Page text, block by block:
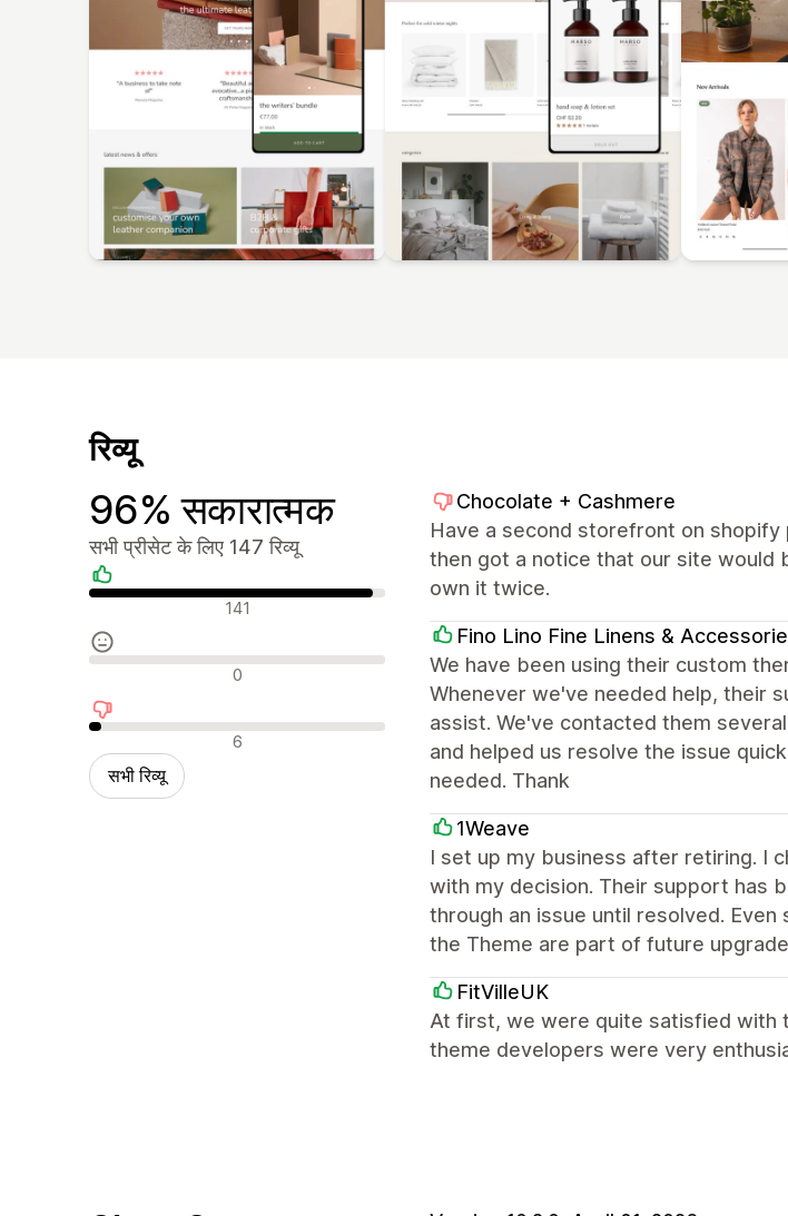
रिव्यू
96% सकारात्मक
सभी प्रीसेट के लिए 147 रिव्यू
सकारात्मक रिव्यू 141
न्यूट्रल रिव्यू 0
नकारात्मक रिव्यू 6
सभी रिव्यू
Chocolate + Cashmere
Have a second storefront on
then got a notice that our site would
own it twice.
Fino Lino Fine Linens &
We have been using their custom
Whenever we've needed help, their
assist. We've contacted them
and helped us resolve the issue
needed. Thank
1Weave
I set up my business after retiring. I
with my decision. Their support has
through an issue until resolved.
the Theme are part of future
FitVilleUK
At first, we were quite satisfied with
theme developers were very